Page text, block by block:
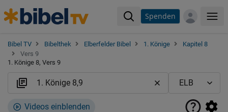
Spenden
Bibel TV Bibelthek Elberfelder Bibel 1. Könige
Kapitel 8
Vers 9
1. Könige 8, Vers 9
Videos einblenden